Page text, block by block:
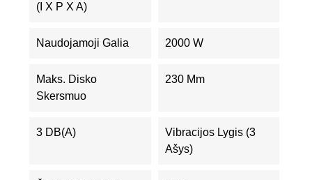
(I X P X A)
Naudojamoji Galia 2000 W
Maks. Disko
Skersmuo
230 Mm
3 DB(A)
Vibracijos Lygis (3
Ašys)